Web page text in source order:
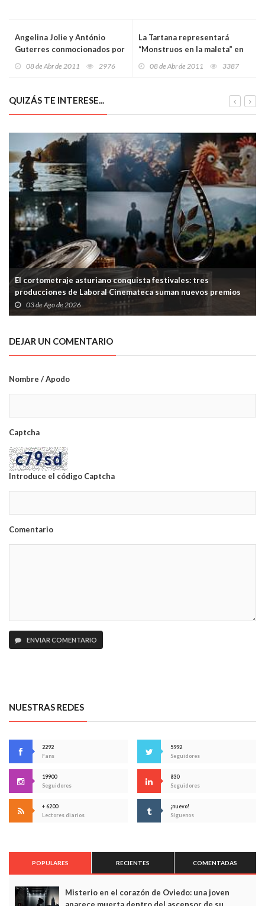
Angelina Jolie y António
Guterres conmocionados por
08 de Abr de 2011 2976
La Tartana representará
“Monstruos en la maleta” en
08 de Abr de 2011 3387
QUIZÁS TE INTERESE...
El cortometraje asturiano conquista festivales: tres
producciones de Laboral Cinemateca suman nuevos premios
03 de Ago de 2026
DEJAR UN COMENTARIO
Nombre / Apodo
Captcha
Introduce el código Captcha
Comentario
ENVIAR COMENTARIO
NUESTRAS REDES
2292
Fans
5992
Seguidores
19900
Seguidores
830
Seguidores
+ 6200
Lectores diarios
¡nuevo!
Síguenos
POPULARES RECIENTES COMENTADAS
Misterio en el corazón de Oviedo: una joven